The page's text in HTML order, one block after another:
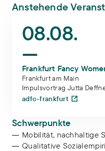
Anstehende
08.08.
—
Frankfurt Fancy
Frankfurt am Main
Impulsvortrag Jutta
adfc-frankfurt
Schwerpunkte
Mobilität, nachhaltige
Qualitative